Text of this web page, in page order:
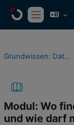
Website-
Grundwissen: Datenmanagement in Studium & wissenschaftlicher Praxis
Modul: Wo
und wie darf